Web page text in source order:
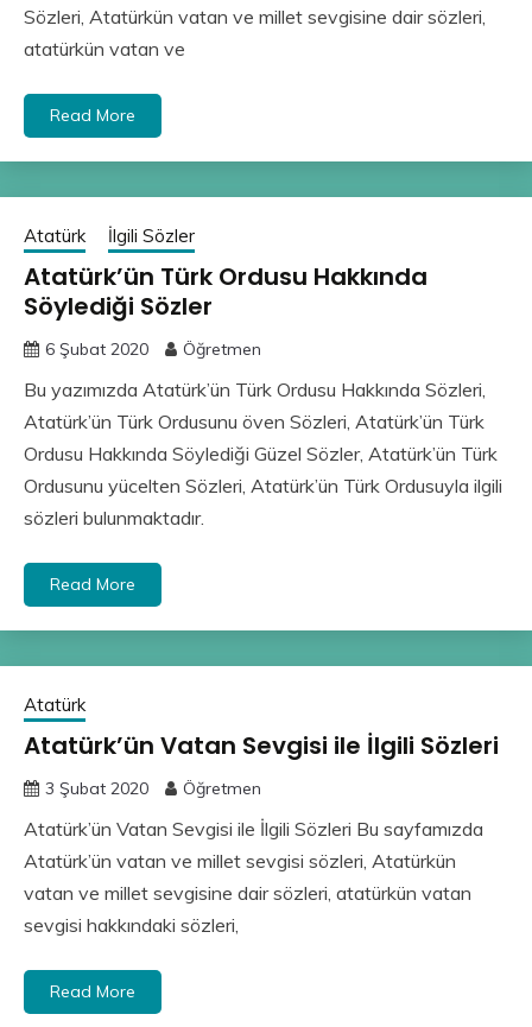
Sözleri, Atatürkün vatan ve millet sevgisine dair sözleri,
atatürkün vatan ve
Read More
Atatürk İlgili Sözler
Atatürk’ün Türk Ordusu Hakkında
Söylediği Sözler
6 Şubat 2020 Öğretmen
Bu yazımızda Atatürk’ün Türk Ordusu Hakkında Sözleri,
Atatürk’ün Türk Ordusunu öven Sözleri, Atatürk’ün Türk
Ordusu Hakkında Söylediği Güzel Sözler, Atatürk’ün Türk
Ordusunu yücelten Sözleri, Atatürk’ün Türk Ordusuyla ilgili
sözleri bulunmaktadır.
Read More
Atatürk
Atatürk’ün Vatan Sevgisi ile İlgili Sözleri
3 Şubat 2020 Öğretmen
Atatürk’ün Vatan Sevgisi ile İlgili Sözleri Bu sayfamızda
Atatürk’ün vatan ve millet sevgisi sözleri, Atatürkün
vatan ve millet sevgisine dair sözleri, atatürkün vatan
sevgisi hakkındaki sözleri,
Read More